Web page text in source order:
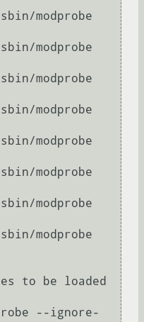
modprobe
modprobe
modprobe
modprobe
modprobe
modprobe
modprobe
modprobe
to be loaded
--ignore-